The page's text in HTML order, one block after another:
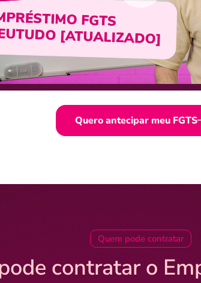
Quero antecipar meu FGTS
Quem pode contratar
contratar o